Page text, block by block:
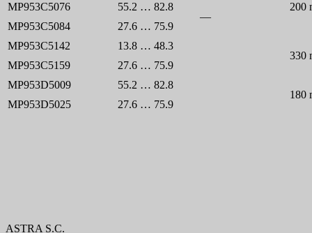
—
200
MP953C5076
55.2 … 82.8
MP953C5084
27.6 … 75.9
MP953C5142
13.8 … 48.3
330
MP953C5159
27.6 … 75.9
MP953D5009
55.2 … 82.8
180
MP953D5025
27.6 … 75.9
ASTRA S.C.